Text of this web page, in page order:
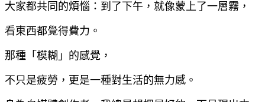
大家都共同的煩惱：到了下午，就像蒙上了一層霧，
看東西都覺得費力。
那種「模糊」的感覺，
不只是疲勞，更是一種對生活的無力感。